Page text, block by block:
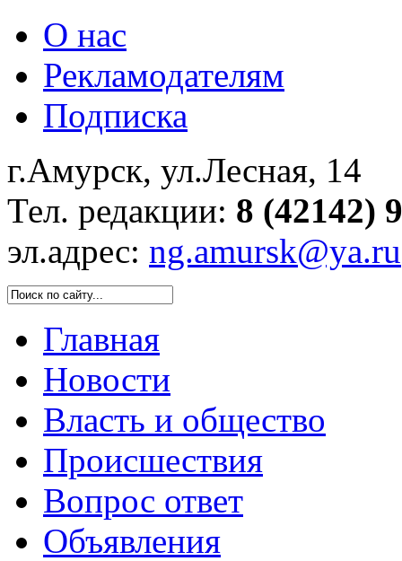
О нас
Рекламодателям
Подписка
г.Амурск, ул.Лесная, 14
Тел. редакции: 8 (42142)
эл.адрес: ng.amursk@ya.ru
Главная
Новости
Власть и общество
Происшествия
Вопрос ответ
Объявления